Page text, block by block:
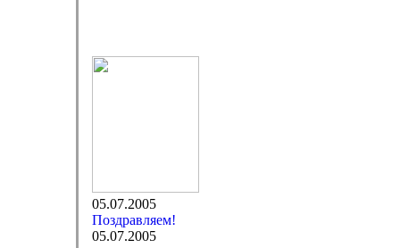
05.07.2005
Поздравляем!
05.07.2005